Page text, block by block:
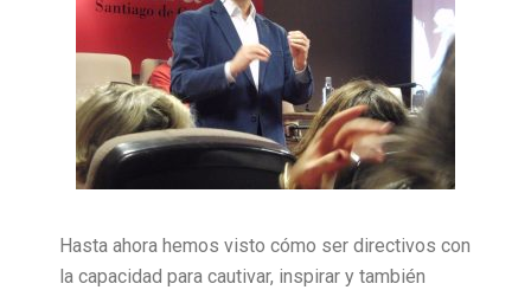
Hasta ahora hemos visto cómo ser directivos con
la capacidad para cautivar, inspirar y también